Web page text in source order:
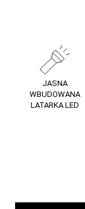
JASNA
WBUDOWANA
LATARKA LED